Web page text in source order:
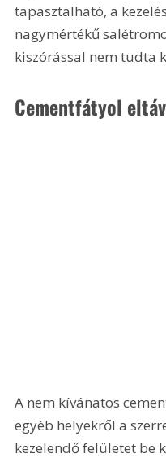
tapasztalható, a
nagymértékű
kiszórással nem tudta
Cementfátyol
A nem kívánatos
egyéb helyekről a
kezelendő felületet be